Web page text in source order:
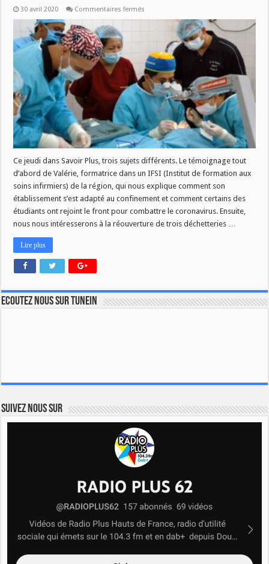
30 avril 2020 Commentaires fermés
DANS
SAVOIR
PLUS
Ce jeudi dans Savoir Plus, trois sujets différents. Le témoignage tout
d’abord de Valérie, formatrice dans un IFSI (Institut de formation aux
soins infirmiers) de la région, qui nous explique comment son
établissement s’est adapté au confinement et comment certains des
étudiants ont rejoint le front pour combattre le coronavirus. Ensuite,
nous nous intéresserons à la réouverture de trois déchetteries …
Lire plus
Ecoutez nous sur TuneIn
Suivez nous sur